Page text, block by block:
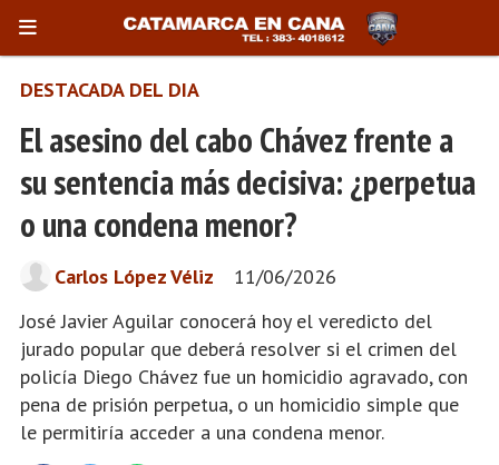
El asesino del cabo Chávez frente a
su sentencia más decisiva: ¿perpetua
o una condena menor?
José Javier Aguilar conocerá hoy el veredicto del
jurado popular que deberá resolver si el crimen del
policía Diego Chávez fue un homicidio agravado, con
pena de prisión perpetua, o un homicidio simple que
le permitiría acceder a una condena menor.
DESTACADA DEL DIA
11/06/2026
Carlos López Véliz